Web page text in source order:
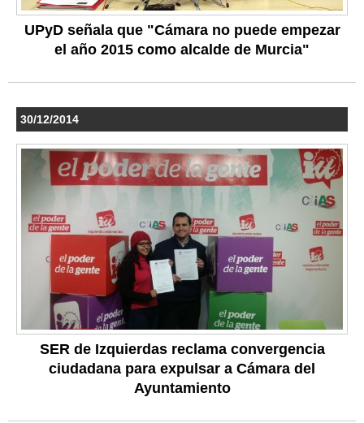
UPyD señala que "Cámara no puede empezar
el año 2015 como alcalde de Murcia"
30/12/2014
SER de Izquierdas reclama convergencia
ciudadana para expulsar a Cámara del
Ayuntamiento